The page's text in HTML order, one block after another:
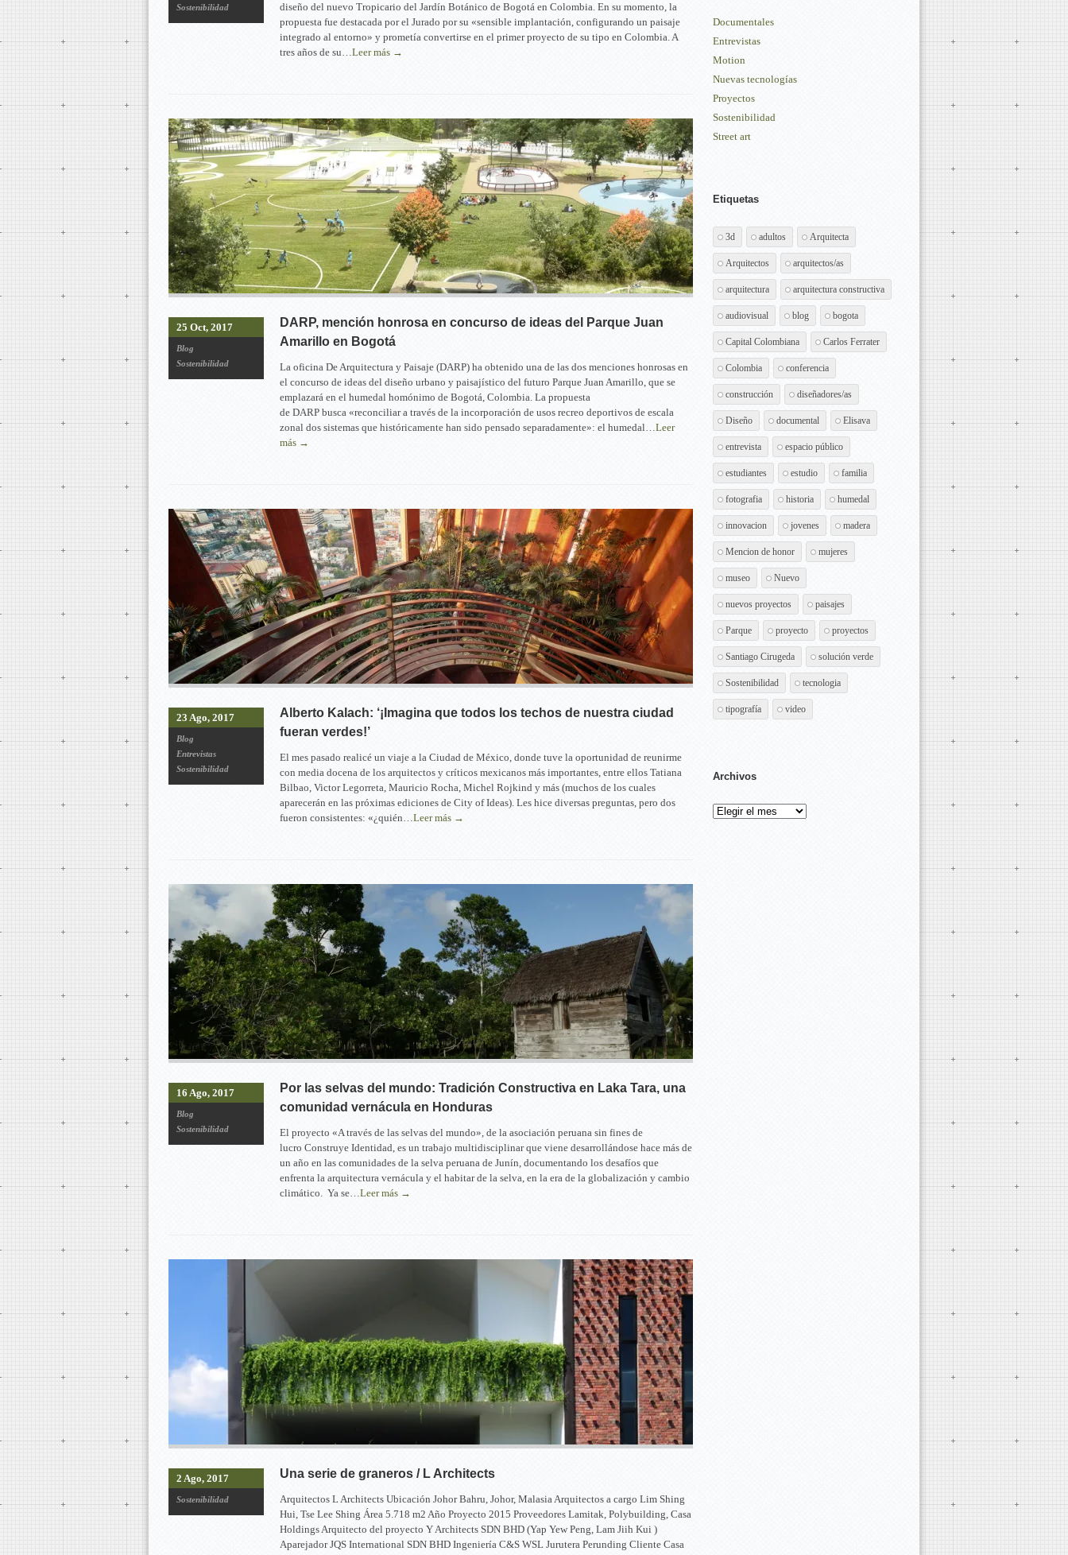
diseño del nuevo Tropicario del Jardín Botánico de Bogotá en Colombia. En su momento, la
propuesta fue destacada por el Jurado por su «sensible implantación, configurando un paisaje
integrado al entorno» y prometía convertirse en el primer proyecto de su tipo en Colombia. A
tres años de su…Leer más →
Sostenibilidad
DARP, mención honrosa en concurso de ideas del Parque Juan
Amarillo en Bogotá
La oficina De Arquitectura y Paisaje (DARP) ha obtenido una de las dos menciones honrosas en
el concurso de ideas del diseño urbano y paisajístico del futuro Parque Juan Amarillo, que se
emplazará en el humedal homónimo de Bogotá, Colombia. La propuesta
de DARP busca «reconciliar a través de la incorporación de usos recreo deportivos de escala
zonal dos sistemas que históricamente han sido pensado separadamente»: el humedal…Leer
más →
25 Oct, 2017
Blog
Sostenibilidad
Alberto Kalach: ‘¡Imagina que todos los techos de nuestra ciudad
fueran verdes!’
El mes pasado realicé un viaje a la Ciudad de México, donde tuve la oportunidad de reunirme
con media docena de los arquitectos y críticos mexicanos más importantes, entre ellos Tatiana
Bilbao, Victor Legorreta, Mauricio Rocha, Michel Rojkind y más (muchos de los cuales
aparecerán en las próximas ediciones de City of Ideas). Les hice diversas preguntas, pero dos
fueron consistentes: «¿quién…Leer más →
23 Ago, 2017
Blog
Entrevistas
Sostenibilidad
Por las selvas del mundo: Tradición Constructiva en Laka Tara, una
comunidad vernácula en Honduras
El proyecto «A través de las selvas del mundo», de la asociación peruana sin fines de
lucro Construye Identidad, es un trabajo multidisciplinar que viene desarrollándose hace más de
un año en las comunidades de la selva peruana de Junín, documentando los desafíos que
enfrenta la arquitectura vernácula y el habitar de la selva, en la era de la globalización y cambio
climático. Ya se…Leer más →
16 Ago, 2017
Blog
Sostenibilidad
Una serie de graneros / L Architects
Arquitectos L Architects Ubicación Johor Bahru, Johor, Malasia Arquitectos a cargo Lim Shing
Hui, Tse Lee Shing Área 5.718 m2 Año Proyecto 2015 Proveedores Lamitak, Polybuilding, Casa
Holdings Arquitecto del proyecto Y Architects SDN BHD (Yap Yew Peng, Lam Jiih Kui )
Aparejador JQS International SDN BHD Ingeniería C&S WSL Jurutera Perunding Cliente Casa
2 Ago, 2017
Sostenibilidad
Documentales
Entrevistas
Motion
Nuevas tecnologías
Proyectos
Sostenibilidad
Street art
Etiquetas
3d adultos Arquitecta
Arquitectos arquitectos/as
arquitectura arquitectura constructiva
audiovisual blog bogota
Capital Colombiana Carlos Ferrater
Colombia conferencia
construcción diseñadores/as
Diseño documental Elisava
entrevista espacio público
estudiantes estudio familia
fotografia historia humedal
innovacion jovenes madera
Mencion de honor mujeres
museo Nuevo
nuevos proyectos paisajes
Parque proyecto proyectos
Santiago Cirugeda solución verde
Sostenibilidad tecnologia
tipografía video
Archivos
Archivos